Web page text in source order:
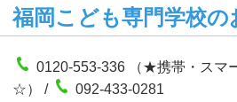
福岡こども専門学校
0120-553-336 （★携帯・スマ
☆） /
092-433-0281